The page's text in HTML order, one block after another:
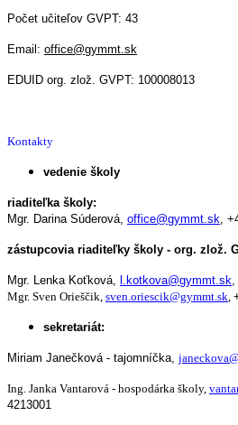
Počet učiteľov GVPT: 43
Email: office@gymmt.sk
EDUID org. zlož. GVPT: 100008013
Kontakty
vedenie školy
riaditeľka školy:
Mgr. Darina Súderová, office@gymmt.sk
zástupcovia riaditeľky školy - org. zlož.
Mgr. Lenka Koťková, l.kotkova@gymmt.sk
Mgr. Sven Orieščik, sven.oriescik@gymmt.sk
sekretariát:
Miriam Janečková - tajomníčka,
Ing. Janka Vantarová - hospodárka školy,
4213001